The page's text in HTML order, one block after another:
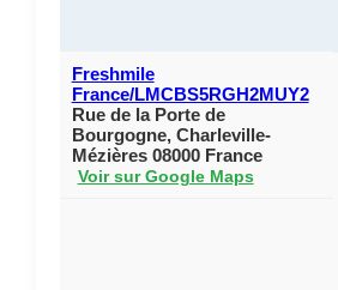
Freshmile
France/LMCBS5RGH2MUY2
Rue de la Porte de
Bourgogne, Charleville-
Mézières 08000 France
Voir sur Google Maps